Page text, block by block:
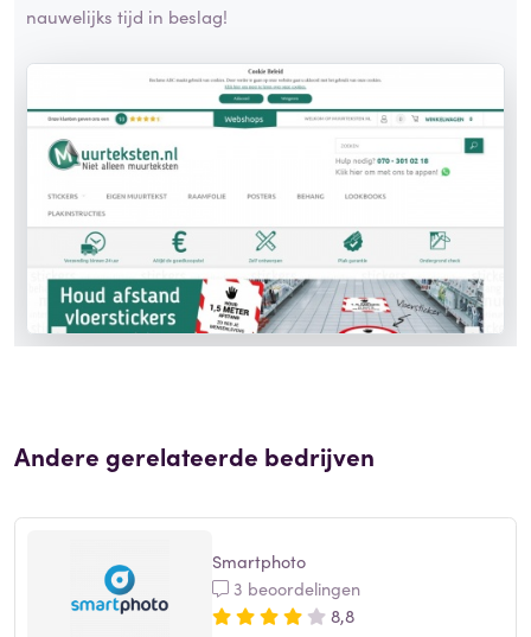
nauwelijks tijd in beslag!
Andere gerelateerde bedrijven
Smartphoto
3 beoordelingen
8,8